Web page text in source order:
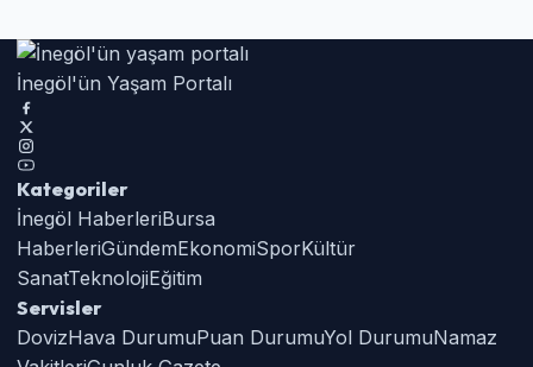
İnegöl'ün Yaşam Portalı
Kategoriler
İnegöl HaberleriBursa
HaberleriGündemEkonomiSporKültür
SanatTeknolojiEğitim
Servisler
DovizHava DurumuPuan DurumuYol DurumuNamaz